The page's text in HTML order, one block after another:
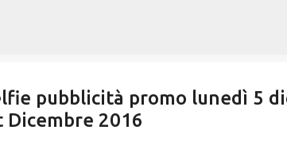
pubblicità promo lunedì 5
Dicembre 2016